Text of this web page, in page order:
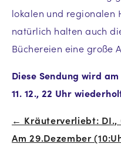
lokalen und regionalen
natürlich halten auch
Büchereien eine große
Diese Sendung wird am
11. 12., 22 Uhr
Beitrags-
← Kräuterverliebt: DI.,
Am 29.Dezember